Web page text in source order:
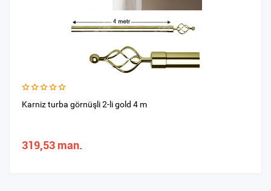
Karniz turba görnüşli 2-li gold 4 m
319,53 man.